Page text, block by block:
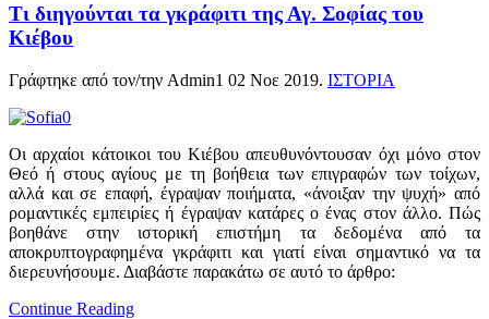
Τι διηγούνται τα γκράφιτι της Αγ. Σοφίας του
Κιέβου
Γράφτηκε από τον/την Admin1 02 Νοε 2019. ΙΣΤΟΡΙΑ
Οι αρχαίοι κάτοικοι του Κιέβου απευθυνόντουσαν όχι μόνο στον
Θεό ή στους αγίους με τη βοήθεια των επιγραφών των τοίχων,
αλλά και σε επαφή, έγραψαν ποιήματα, «άνοιξαν την ψυχή» από
ρομαντικές εμπειρίες ή έγραψαν κατάρες ο ένας στον άλλο. Πώς
βοηθάνε στην ιστορική επιστήμη τα δεδομένα από τα
αποκρυπτογραφημένα γκράφιτι και γιατί είναι σημαντικό να τα
διερευνήσουμε. Διαβάστε παρακάτω σε αυτό το άρθρο:
Continue Reading